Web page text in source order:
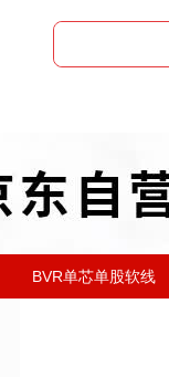
BVR单芯单股软线